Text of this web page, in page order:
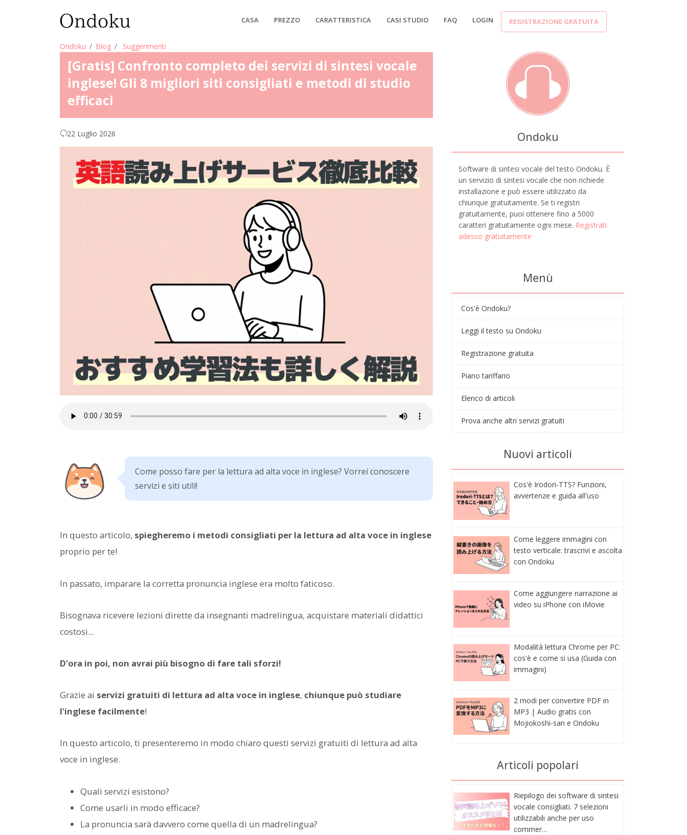
CASA PREZZO CARATTERISTICA CASI STUDIO FAQ LOGIN REGISTRAZIONE GRATUITA
Ondoku Blog Suggerimenti
[Gratis] Confronto completo dei servizi di sintesi vocale
inglese! Gli 8 migliori siti consigliati e metodi di studio
efficaci
22 Luglio 2026
Come posso fare per la lettura ad alta voce in inglese? Vorrei conoscere
servizi e siti utili!
In questo articolo, spiegheremo i metodi consigliati per la lettura ad alta voce in inglese
proprio per te!
In passato, imparare la corretta pronuncia inglese era molto faticoso.
Bisognava ricevere lezioni dirette da insegnanti madrelingua, acquistare materiali didattici
costosi...
D'ora in poi, non avrai più bisogno di fare tali sforzi!
Grazie ai servizi gratuiti di lettura ad alta voce in inglese, chiunque può studiare
l'inglese facilmente!
In questo articolo, ti presenteremo in modo chiaro questi servizi gratuiti di lettura ad alta
voce in inglese.
Quali servizi esistono?
Come usarli in modo efficace?
La pronuncia sarà davvero come quella di un madrelingua?
Ondoku
Software di sintesi vocale del testo Ondoku. È
un servizio di sintesi vocale che non richiede
installazione e può essere utilizzato da
chiunque gratuitamente. Se ti registri
gratuitamente, puoi ottenere fino a 5000
caratteri gratuitamente ogni mese. Registrati
adesso gratuitamente
Menù
Cos'è Ondoku?
Leggi il testo su Ondoku
Registrazione gratuita
Piano tariffario
Elenco di articoli
Prova anche altri servizi gratuiti
Nuovi articoli
Cos'è Irodori-TTS? Funzioni,
avvertenze e guida all'uso
Come leggere immagini con
testo verticale: trascrivi e ascolta
con Ondoku
Come aggiungere narrazione ai
video su iPhone con iMovie
Modalità lettura Chrome per PC:
cos'è e come si usa (Guida con
immagini)
2 modi per convertire PDF in
MP3 | Audio gratis con
Mojiokoshi-san e Ondoku
Articoli popolari
Riepilogo dei software di sintesi
vocale consigliati. 7 selezioni
utilizzabili anche per uso
commer…